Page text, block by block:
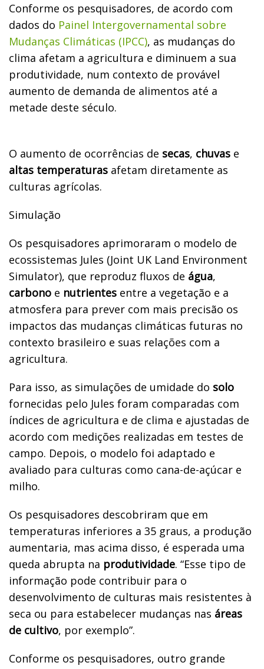
Conforme os pesquisadores, de acordo com
dados do Painel Intergovernamental sobre
Mudanças Climáticas (IPCC), as mudanças do
clima afetam a agricultura e diminuem a sua
produtividade, num contexto de provável
aumento de demanda de alimentos até a
metade deste século.
O aumento de ocorrências de secas, chuvas e
altas temperaturas afetam diretamente as
culturas agrícolas.
Simulação
Os pesquisadores aprimoraram o modelo de
ecossistemas Jules (Joint UK Land Environment
Simulator), que reproduz fluxos de água,
carbono e nutrientes entre a vegetação e a
atmosfera para prever com mais precisão os
impactos das mudanças climáticas futuras no
contexto brasileiro e suas relações com a
agricultura.
Para isso, as simulações de umidade do solo
fornecidas pelo Jules foram comparadas com
índices de agricultura e de clima e ajustadas de
acordo com medições realizadas em testes de
campo. Depois, o modelo foi adaptado e
avaliado para culturas como cana-de-açúcar e
milho.
Os pesquisadores descobriram que em
temperaturas inferiores a 35 graus, a produção
aumentaria, mas acima disso, é esperada uma
queda abrupta na produtividade. “Esse tipo de
informação pode contribuir para o
desenvolvimento de culturas mais resistentes à
seca ou para estabelecer mudanças nas áreas
de cultivo, por exemplo”.
Conforme os pesquisadores, outro grande